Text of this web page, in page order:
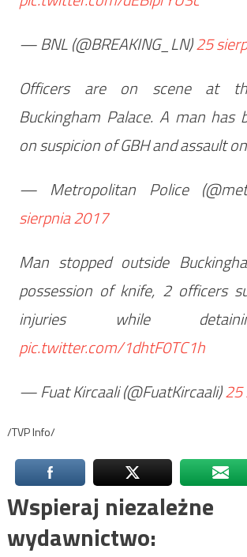
— BNL (@BREAKING_LN)25
Officers are on scene at
Buckingham Palace. A man has
on suspicion of GBH and assault
— Metropolitan Police
sierpnia 2017
Man stopped outside
possession of knife, 2 officers
injuries while
pic.twitter.com/1dhtF0TC1h
— Fuat Kircaali (@FuatKircaali)25
/TVP Info/
Wspieraj niezależne
wydawnictwo: